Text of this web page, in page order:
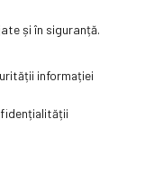
și în siguranță.
informației